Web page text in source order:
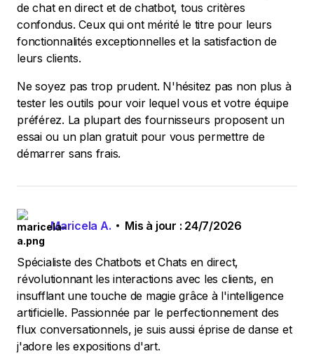
de chat en direct et de chatbot, tous critères
confondus. Ceux qui ont mérité le titre pour leurs
fonctionnalités exceptionnelles et la satisfaction de
leurs clients.
Ne soyez pas trop prudent. N'hésitez pas non plus à
tester les outils pour voir lequel vous et votre équipe
préférez. La plupart des fournisseurs proposent un
essai ou un plan gratuit pour vous permettre de
démarrer sans frais.
Maricela A. Mis à jour : 24/7/2026
Spécialiste des Chatbots et Chats en direct,
révolutionnant les interactions avec les clients, en
insufflant une touche de magie grâce à l'intelligence
artificielle. Passionnée par le perfectionnement des
flux conversationnels, je suis aussi éprise de danse et
j'adore les expositions d'art.